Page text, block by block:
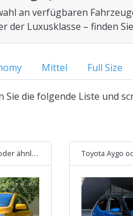
an verfügbaren
der Luxusklasse – finden
Mittel Full Size
Sie die folgende Liste und
ähnliches Toyota Aygo